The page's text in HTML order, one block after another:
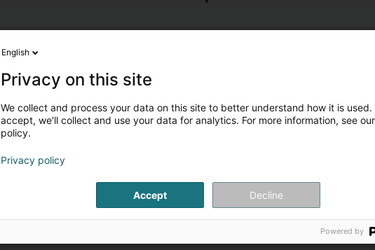
English
Privacy on this site
We collect and process your data on this site to better understand how it is used.
accept, we'll collect and use your data for analytics. For more information, see
policy.
Privacy policy
Accept Decline
Powered by